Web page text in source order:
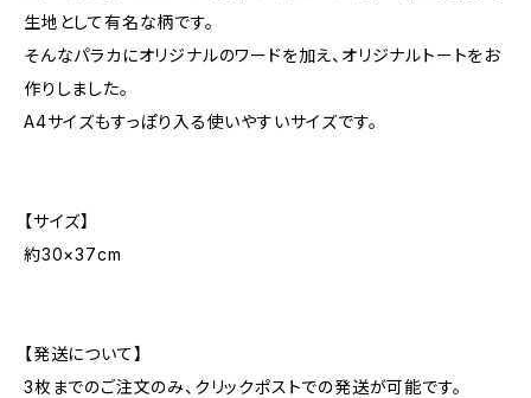
生地として有名な柄です。
そんなパラカにオリジナルのワードを加え、オリジナルトートをお
作りしました。
A4サイズもすっぽり入る使いやすいサイズです。
【サイズ】
約30×37cm
【発送について】
3枚までのご注文のみ、クリックポストでの発送が可能です。